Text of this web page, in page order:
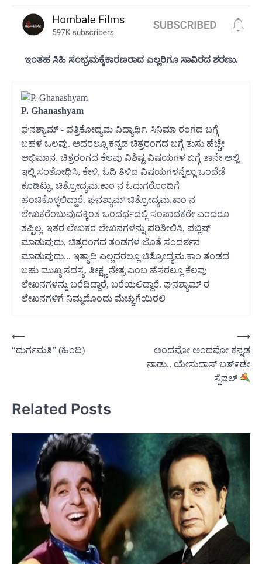
ಇಂತಹ ಸಿಹಿ ಸಂಭ್ರಮಕ್ಕೆಕಾರಣರಾದ ಎಲ್ಲರಿಗೂ ಸಾವಿರದ ಶರಣು.
P. Ghanashyam
ಘನಶ್ಯಾಮ್ - ಪತ್ರಿಕೋದ್ಯಮ ವಿದ್ಯಾರ್ಥಿ. ಸಿನಿಮಾ ರಂಗದ ಬಗ್ಗೆ
ಬಹಳ ಒಲವು. ಅದರಲ್ಲೂ ಕನ್ನಡ ಚಿತ್ರರಂಗದ ಬಗ್ಗೆ ತುಸು ಹೆಚ್ಚೇ
ಅಭಿಮಾನ. ಚಿತ್ರರಂಗದ ಕೆಲವು ವಿಶಿಷ್ಟ ವಿಷಯಗಳ ಬಗ್ಗೆ ತಾನೇ ಅಲ್ಲಿ
ಇಲ್ಲಿ ಸಂಶೋಧಿಸಿ, ಕೇಳಿ, ಓದಿ ತಿಳಿದ ವಿಷಯಗಳನ್ನೆಲ್ಲಾ ಒಂದೆಡೆ
ಕೂಡಿಟ್ಟು, ಚಿತ್ರೋದ್ಯಮ.ಕಾಂ ನ ಓದುಗರೊಂದಿಗೆ
ಹಂಚಿಕೊಳ್ಳಲಿದ್ದಾರೆ. ಘನಶ್ಯಾಮ್ ಚಿತ್ರೋದ್ಯಮ.ಕಾಂ ನ
ಲೇಖಕರೆಂಬುವುದಕ್ಕಿಂತ ಒಂದರ್ಥದಲ್ಲಿ ಸಂಪಾದಕರೇ ಎಂದರೂ
ತಪ್ಪಿಲ್ಲ. ಇತರ ಲೇಖಕರ ಲೇಖನಗಳನ್ನು ಪರಿಶೀಲಿಸಿ, ಪಬ್ಲಿಷ್
ಮಾಡುವುದು, ಚಿತ್ರರಂಗದ ತಂಡಗಳ ಜೊತೆ ಸಂದರ್ಶನ
ಮಾಡುವುದು... ಇತ್ಯಾದಿ ಎಲ್ಲದರಲ್ಲೂ ಚಿತ್ರೋದ್ಯಮ.ಕಾಂ ತಂಡದ
ಬಹು ಮುಖ್ಯ ಸದಸ್ಯ. ತೀಕ್ಷ್ಣ ನೇತ್ರ ಎಂಬ ಹೆಸರಲ್ಲೂ ಕೆಲವು
ಲೇಖನಗಳನ್ನು ಬರೆದಿದ್ದಾರೆ, ಬರೆಯಲಿದ್ದಾರೆ. ಘನಶ್ಯಾಮ್ ರ
ಲೇಖನಗಳಿಗೆ ನಿಮ್ಮದೊಂದು ಮೆಚ್ಚುಗೆಯಿರಲಿ
Post
navigation
⟵
“ದುರ್ಗಮತಿ” (ಹಿಂದಿ)
ಅಂದವೋ ಅಂದವೋ ಕನ್ನಡ
ನಾಡು.. ಯೇಸುದಾಸ್ ಬತ್೯ಡೇ
ಸ್ಪೆಷಲ್
⟶
Related Posts